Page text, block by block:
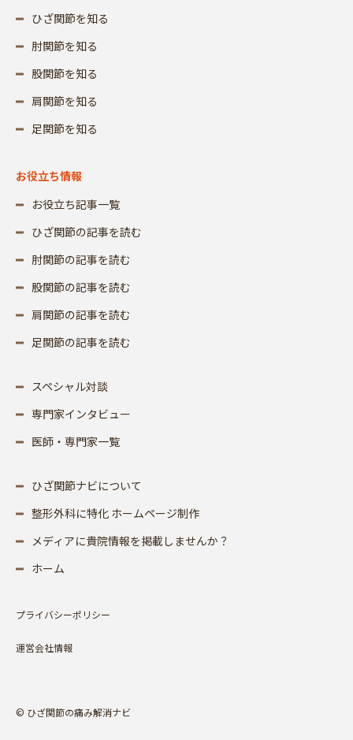
ひざ関節を知る
肘関節を知る
股関節を知る
肩関節を知る
足関節を知る
お役立ち情報
お役立ち記事一覧
ひざ関節の記事を読む
肘関節の記事を読む
股関節の記事を読む
肩関節の記事を読む
足関節の記事を読む
スペシャル対談
専門家インタビュー
医師・専門家一覧
ひざ関節ナビについて
整形外科に特化 ホームページ制作
メディアに貴院情報を掲載しませんか？
ホーム
プライバシーポリシー
運営会社情報
© ひざ関節の痛み解消ナビ